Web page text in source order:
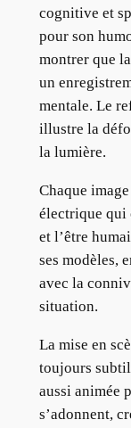
cognitive et
pour son
montrer que
un
mentale. Le
illustre la
la lumière.
Chaque
électrique qui
et l’être
ses modèles,
avec la
situation.
La mise en
toujours
aussi animée
s’adonnent,